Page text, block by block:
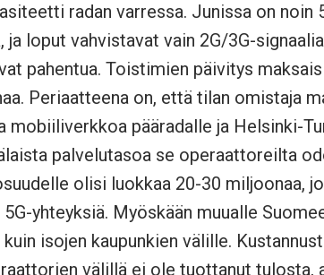
radan varressa. Junissa on noin
ja loput vahvistavat vain 2G/3G-
pahentua. Toistimien päivitys
Periaatteena on, että tilan omistaja
mobiiliverkkoa pääradalle ja Helsinki-
palvelutasoa se operaattoreilta
olisi luokkaa 20-30 miljoonaa,
yhteyksiä. Myöskään muualle
isojen kaupunkien välille.
välillä ei ole tuottanut tulosta,